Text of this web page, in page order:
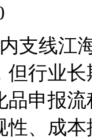
支线江
但行业
品申报
性、成